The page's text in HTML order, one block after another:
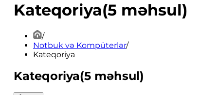
Kateqoriya(5 məhsul)
/
Notbuk və Kompüterlər/
Kateqoriya
Kateqoriya(5 məhsul)